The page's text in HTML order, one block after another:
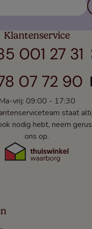
Klantenservice
001 27 31
07 72 90
vrij: 09:00 - 17:30
staat
nodig hebt, neem
ons op.